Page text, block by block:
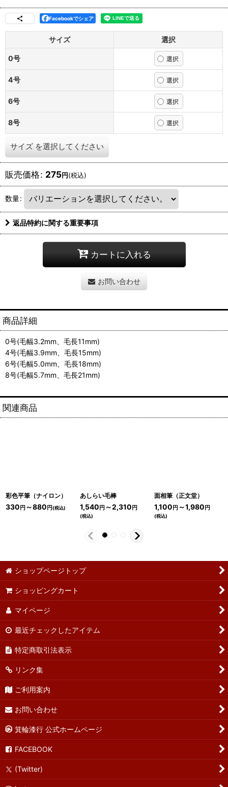
Facebookでシェア
サイズ 選択
0号
4号
6号
8号
サイズ を選択してください
販売価格: 275円(税込)
数量:
返品特約に関する重要事項
カートに入れる
お問い合わせ
商品詳細
0号(毛幅3.2mm、毛長11mm)
4号(毛幅3.9mm、毛長15mm)
6号(毛幅5.0mm、毛長18mm)
8号(毛幅5.7mm、毛長21mm)
関連商品
彩色平筆（ナイロン）
330 円 ～880 円(税込)
あしらい毛棒
1,540 円 ～2,310 円
(税込)
面相筆（正文堂）
1,100 円 ～1,980 円
(税込)
ショップページトップ
ショッピングカート
マイページ
最近チェックしたアイテム
特定商取引法表示
リンク集
ご利用案内
お問い合わせ
箕輪漆行 公式ホームページ
FACEBOOK
(Twitter)